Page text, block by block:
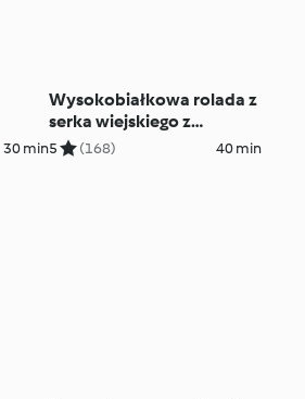
30 min
Wysokobiałkowa rolada z
serka wiejskiego z
indykiem i pieczarkami
5 (168) 40 min